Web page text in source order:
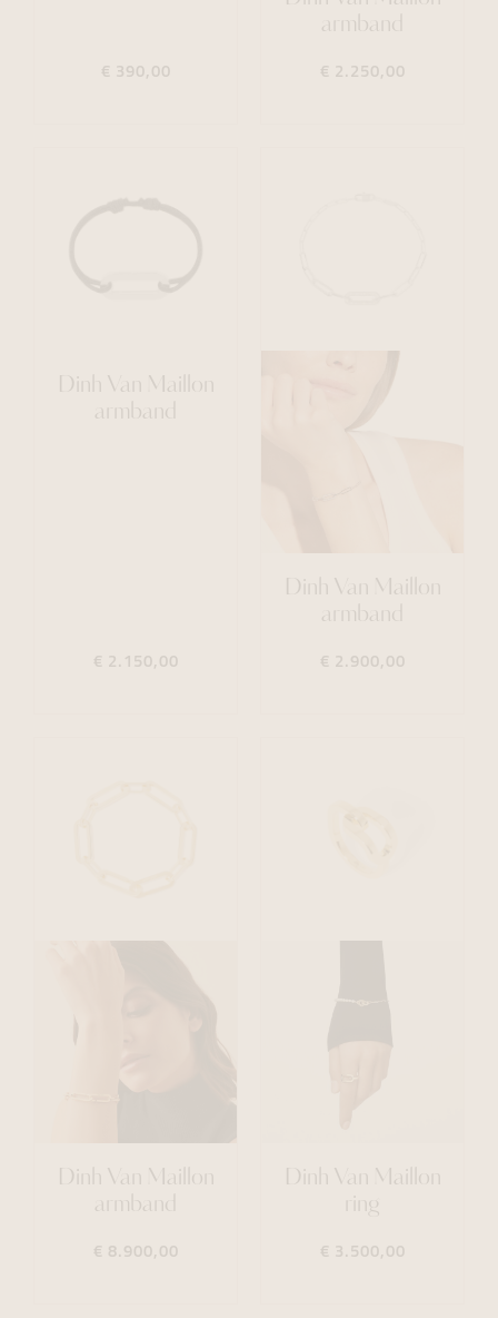
€ 390,00
armband
€ 2.250,00
Dinh Van Maillon
armband
€ 2.150,00
Dinh Van Maillon
armband
€ 2.900,00
Dinh Van Maillon
armband
€ 8.900,00
Dinh Van Maillon
ring
€ 3.500,00